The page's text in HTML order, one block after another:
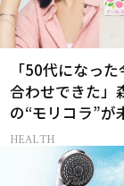
「50代になっ
合わせできた」
の“モリコラ”が
レイを連れてく
HEALTH